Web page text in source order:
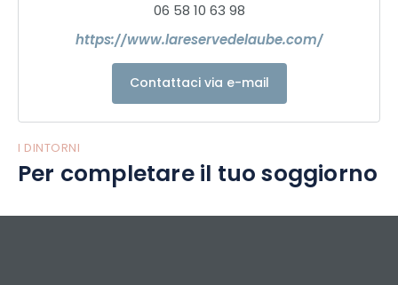
06 58 10 63 98
https://www.lareservedelaube.com/
Contattaci via e-mail
I DINTORNI
Per completare il tuo soggiorno